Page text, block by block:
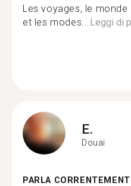
Les voyages, le
et les modes...Leggi di
E.
Douai
PARLA